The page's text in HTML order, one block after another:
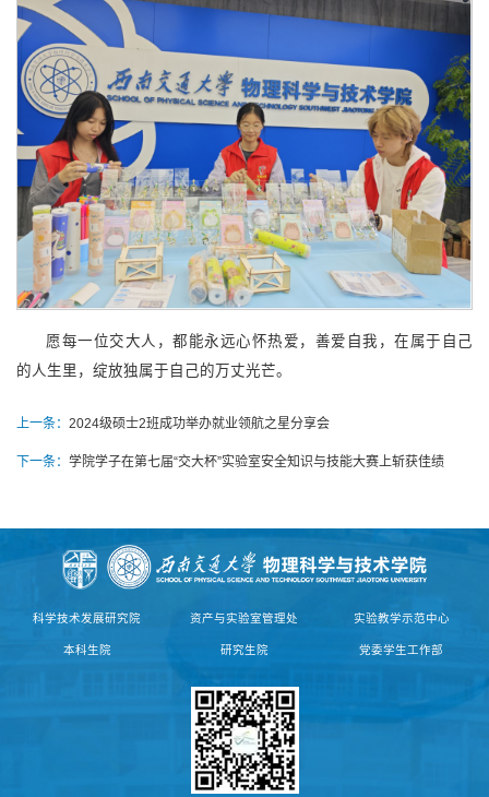
愿每一位交大人，都能永远心怀热爱，善爱自我，在属于自己
的人生里，绽放独属于自己的万丈光芒。
上一条： 2024级硕士2班成功举办就业领航之星分享会
下一条： 学院学子在第七届“交大杯”实验室安全知识与技能大赛上斩获佳绩
科学技术发展研究院 资产与实验室管理处 实验教学示范中心
本科生院 研究生院 党委学生工作部